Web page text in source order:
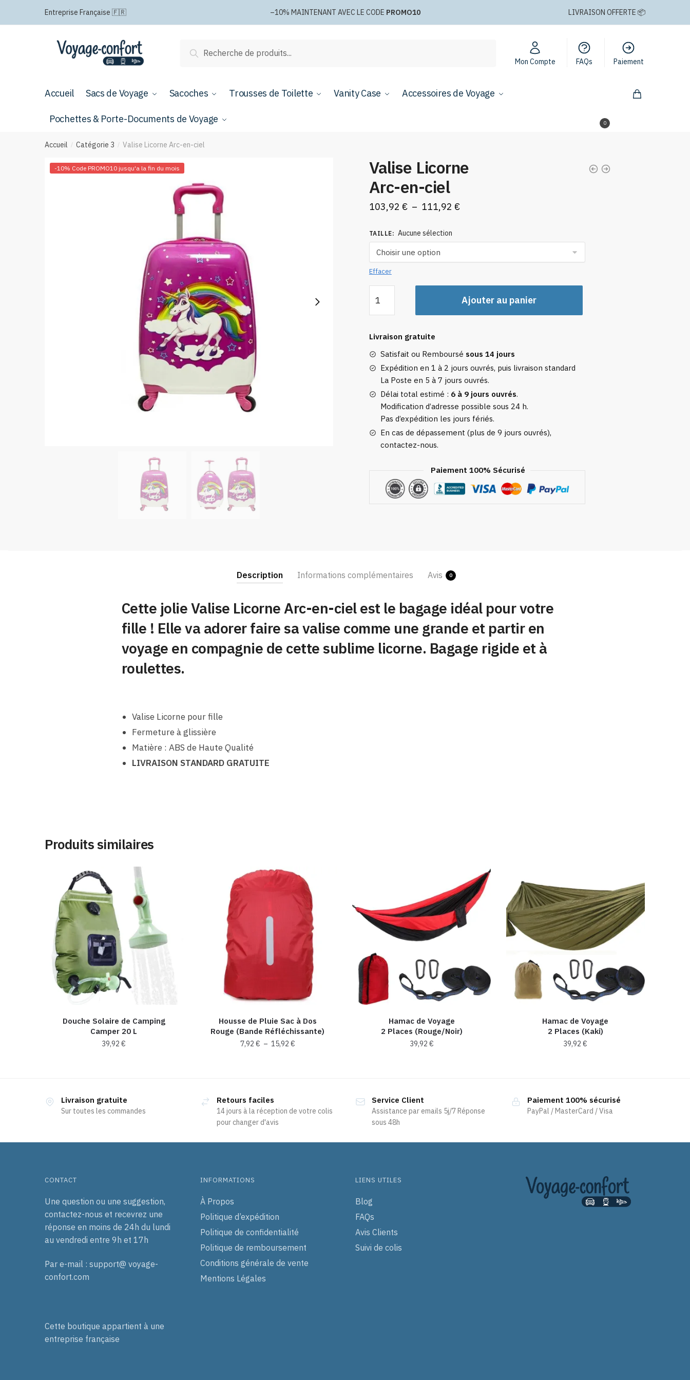
Entreprise Française 🇫🇷 –10% MAINTENANT AVEC LE CODE PROMO10 LIVRAISON OFFERTE 📦
pour :
Recherche
Mon Compte FAQs Paiement
Accueil Sacs de Voyage Sacoches Trousses de Toilette Vanity Case Accessoires de Voyage
Pochettes & Porte-Documents de Voyage 0
Accueil / Catégorie 3 / Valise Licorne Arc-en-ciel
-10% Code PROMO10 jusqu'a la fin du mois
Valise Licorne
Arc-en-ciel
103,92 € – 111,92 €Plage
à
TAILLE: Aucune sélection
Effacer
de
Valise
Arc-
en-
ciel
Ajouter au panier
Livraison gratuite
Satisfait ou Remboursé sous 14 jours
Expédition en 1 à 2 jours ouvrés, puis livraison standard
La Poste en 5 à 7 jours ouvrés.
Délai total estimé : 6 à 9 jours ouvrés.
Modification d’adresse possible sous 24 h.
Pas d’expédition les jours fériés.
En cas de dépassement (plus de 9 jours ouvrés),
contactez-nous.
Paiement 100% Sécurisé
Description Informations complémentaires Avis 0
Cette jolie Valise Licorne Arc-en-ciel est le bagage idéal pour votre
fille ! Elle va adorer faire sa valise comme une grande et partir en
voyage en compagnie de cette sublime licorne. Bagage rigide et à
roulettes.
Valise Licorne pour fille
Fermeture à glissière
Matière : ABS de Haute Qualité
LIVRAISON STANDARD GRATUITE
Produits similaires
Douche Solaire de Camping
Camper 20 L
39,92€
plusieurs
variations.
options
la
page
du
produit
Housse de Pluie Sac à Dos
Rouge (Bande Réfléchissante)
7,92 € – 15,92 €Plage
plusieurs
variations.
Les
options
page
du
Hamac de Voyage
2 Places (Rouge/Noir)
39,92 €
Hamac de Voyage
2 Places (Kaki)
39,92€
Livraison gratuite
Sur toutes les commandes
Retours faciles
14 jours à la réception de votre colis
pour changer d'avis
Service Client
Assistance par emails 5j/7 Réponse
sous 48h
Paiement 100% sécurisé
PayPal / MasterCard / Visa
CONTACT
Une question ou une suggestion,
contactez-nous et recevrez une
réponse en moins de 24h du lundi
au vendredi entre 9h et 17h
Par e-mail : support@ voyage-
confort.com
Cette boutique appartient à une
entreprise française
INFORMATIONS
À Propos
Politique d’expédition
Politique de confidentialité
Politique de remboursement
Conditions générale de vente
Mentions Légales
LIENS UTILES
Blog
FAQs
Avis Clients
Suivi de colis